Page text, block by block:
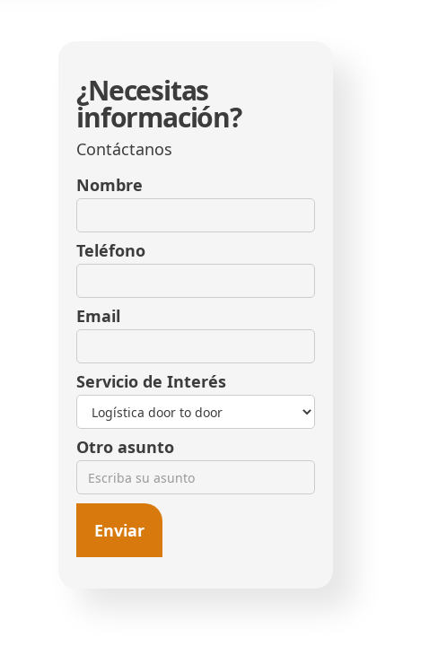
¿Necesitas
información?
Contáctanos
Nombre
Teléfono
Email
Servicio de Interés
Otro asunto